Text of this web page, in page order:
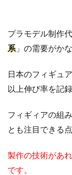
プラモデル制作
系 」の需要がか
日本のフィギュ
以上伸び率を記
フィギィアの組
とも注目できる点
製作の技術があ
です。